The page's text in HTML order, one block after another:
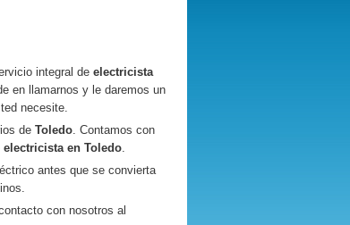
integral de electricista
en llamarnos y le daremos un
necesite.
de Toledo. Contamos con
electricista en Toledo.
antes que se convierta
con nosotros al